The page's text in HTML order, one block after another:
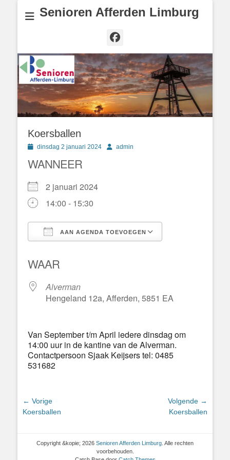
Senioren Afferden Limburg
Facebook
Koersballen
Geplaatst
dinsdag 2 januari 2024 Authoradmin
WANNEER
2 januari 2024
14:00 - 15:30
AAN AGENDA TOEVOEGEN
WAAR
Alverman
Hengeland 12a, Afferden, 5851 EA
Van September t/m April iedere dinsdag om
14:00 uur in de kantine van de Alverman.
Contactpersoon Sjaak Keijsers tel: 0485
531682
Bericht
navigatie
← Vorige
Vorig
Koersballen
Volgende →
Koersballen
Copyright &kopie; 2026 Senioren Afferden Limburg . Alle rechten
voorbehouden.